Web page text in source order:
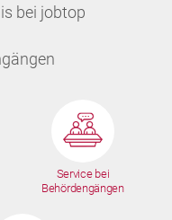
bei jobtop
Service bei
Behördengängen